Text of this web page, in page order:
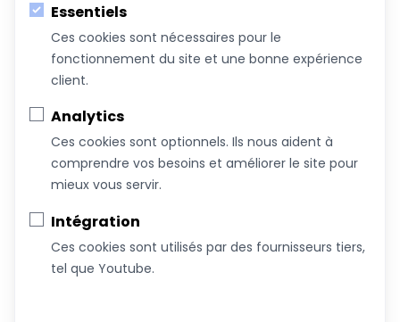
Au service du bien-être de votre famille!
Coachs &
Intervenants
ateliers et
formations
Devenez commanditaire
Essentiels
Ces cookies sont nécessaires pour le
fonctionnement du site et une bonne expérience
client.
Analytics
Ces cookies sont optionnels. Ils nous aident à
comprendre vos besoins et améliorer le site pour
mieux vous servir.
Intégration
Ces cookies sont utilisés par des fournisseurs tiers,
tel que Youtube.